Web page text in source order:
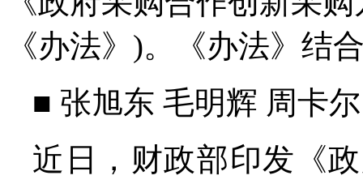
《办法》)。《办法》结
■ 张旭东 毛明辉 周卡尔
近日，财政部印发《